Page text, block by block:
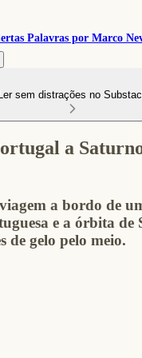
Palavras por Marco
Ler sem distrações no
a
a bordo de
e a órbita de
de gelo pelo meio.